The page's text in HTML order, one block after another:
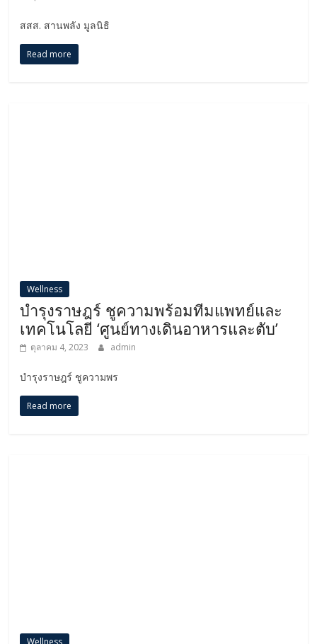
สสส. สานพลัง มูลนิธิ
Read more
Wellness
บำรุงราษฎร์ ชูความพร้อมทีมแพทย์และ
เทคโนโลยี ‘ศูนย์ทางเดินอาหารและตับ’
ตุลาคม 4, 2023 admin
บำรุงราษฎร์ ชูความพร
Read more
Wellness